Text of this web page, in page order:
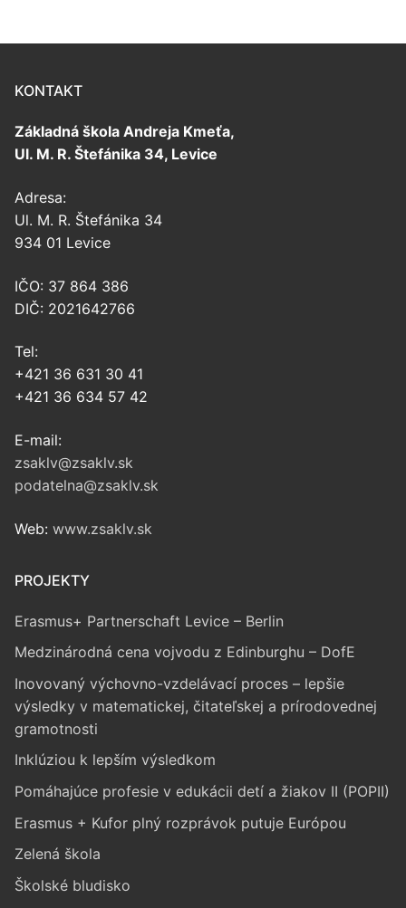
KONTAKT
Základná škola Andreja Kmeťa,
Ul. M. R. Štefánika 34, Levice
Adresa:
Ul. M. R. Štefánika 34
934 01 Levice
IČO: 37 864 386
DIČ: 2021642766
Tel:
+421 36 631 30 41
+421 36 634 57 42
E-mail:
zsaklv@zsaklv.sk
podatelna@zsaklv.sk
Web: www.zsaklv.sk
PROJEKTY
Erasmus+ Partnerschaft Levice – Berlin
Medzinárodná cena vojvodu z Edinburghu – DofE
Inovovaný výchovno-vzdelávací proces – lepšie
výsledky v matematickej, čitateľskej a prírodovednej
gramotnosti
Inklúziou k lepším výsledkom
Pomáhajúce profesie v edukácii detí a žiakov II (POPII)
Erasmus + Kufor plný rozprávok putuje Európou
Zelená škola
Školské bludisko